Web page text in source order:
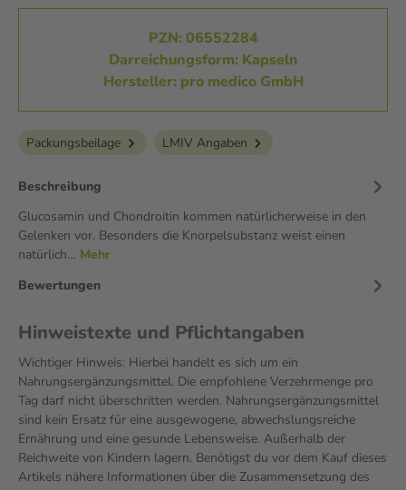
PZN: 06552284
Darreichungsform: Kapseln
Hersteller: pro medico GmbH
Packungsbeilage LMIV Angaben
Beschreibung
Glucosamin und Chondroitin kommen natürlicherweise in den
Gelenken vor. Besonders die Knorpelsubstanz weist einen
natürlich… Mehr
Bewertungen
Hinweistexte und Pflichtangaben
Wichtiger Hinweis: Hierbei handelt es sich um ein
Nahrungsergänzungsmittel. Die empfohlene Verzehrmenge pro
Tag darf nicht überschritten werden. Nahrungsergänzungsmittel
sind kein Ersatz für eine ausgewogene, abwechslungsreiche
Ernährung und eine gesunde Lebensweise. Außerhalb der
Reichweite von Kindern lagern. Benötigst du vor dem Kauf dieses
Artikels nähere Informationen über die Zusammensetzung des